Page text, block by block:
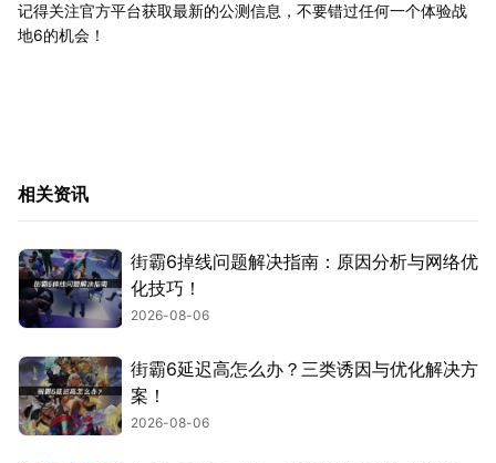
记得关注官方平台获取最新的公测信息，不要错过任何一个体验战
地6的机会！
相关资讯
街霸6掉线问题解决指南：原因分析与网络优
化技巧！
2026-08-06
街霸6延迟高怎么办？三类诱因与优化解决方
案！
2026-08-06